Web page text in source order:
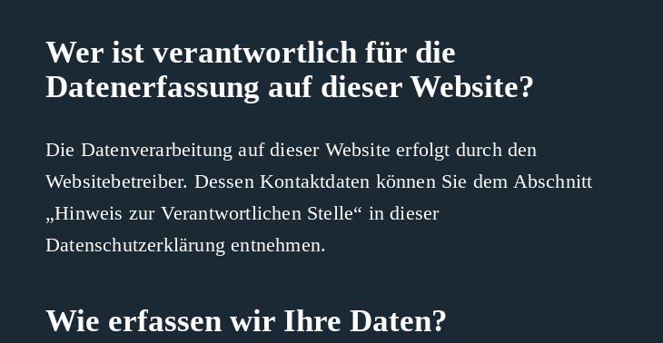
Wer ist verantwortlich für die
Datenerfassung auf dieser Website?
Die Datenverarbeitung auf dieser Website erfolgt durch den
Websitebetreiber. Dessen Kontaktdaten können Sie dem Abschnitt
„Hinweis zur Verantwortlichen Stelle“ in dieser
Datenschutzerklärung entnehmen.
Wie erfassen wir Ihre Daten?